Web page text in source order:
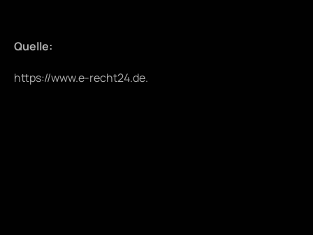
Quelle:
https://www.e-recht24.de.